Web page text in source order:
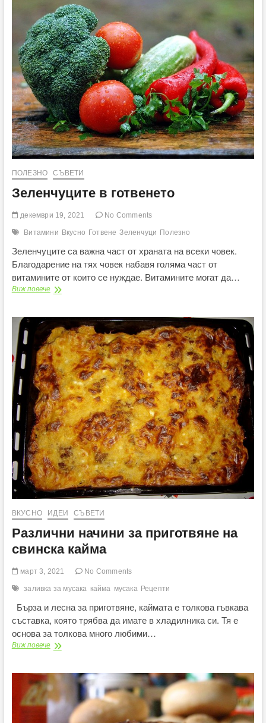
ПОЛЕЗНО СЪВЕТИ
Зеленчуците в готвенето
декември 19, 2021 No Comments
Витамини Вкусно Готвене Зеленчуци Полезно
Зеленчуците са важна част от храната на всеки човек.
Благодарение на тях човек набавя голяма част от
витамините от които се нуждае. Витамините могат да…
Виж повечеЗеленчуците
ВКУСНО ИДЕИ СЪВЕТИ
Различни начини за приготвяне на
свинска кайма
март 3, 2021 No Comments
заливка за мусака кайма мусака Рецепти
Бърза и лесна за приготвяне, каймата е толкова гъвкава
съставка, която трябва да имате в хладилника си. Тя е
основа за толкова много любими…
Виж повечеРазлични
приготвяне
на
свинска
кайма